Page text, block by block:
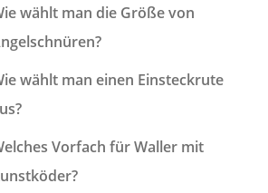
wählt man die Größe von
wählt man einen Einsteckrute
Vorfach für Waller mit